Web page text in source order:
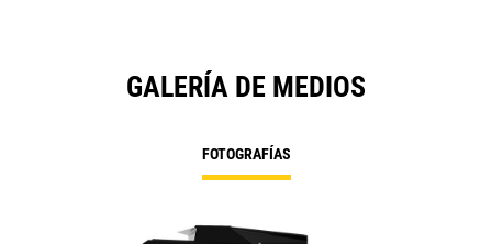
GALERÍA DE MEDIOS
FOTOGRAFÍAS